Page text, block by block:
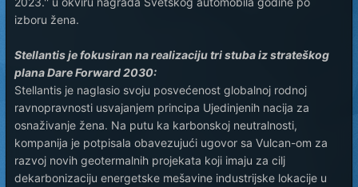
izboru žena.
Stellantis je fokusiran na realizaciju tri stuba iz strateškog
plana Dare Forward 2030:
Stellantis je naglasio svoju posvećenost globalnoj rodnoj
ravnopravnosti usvajanjem principa Ujedinjenih nacija za
osnaživanje žena. Na putu ka karbonskoj neutralnosti,
kompanija je potpisala obavezujući ugovor sa Vulcan-om za
razvoj novih geotermalnih projekata koji imaju za cilj
dekarbonizaciju energetske mešavine industrijske lokacije u